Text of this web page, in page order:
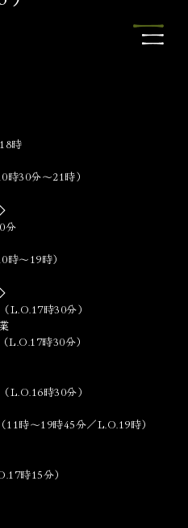
時
30分～21時）
分
～19時）
時30分）
時30分）
時30分）
～19時45分／L.O.19時）
時15分）